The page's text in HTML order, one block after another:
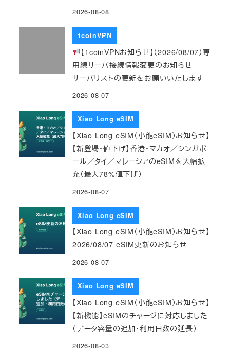
2026-08-08
1coinVPN
【1coinVPNお知らせ】（2026/08/07）専
用線サーバ接続情報変更のお知らせ ―
サーバリストの更新をお願いいたします
2026-08-07
Xiao Long eSIM
【Xiao Long eSIM（小龍eSIM）お知らせ】
【新登場・値下げ】香港・マカオ／シンガポ
ール／タイ／マレーシアのeSIMを大幅拡
充（最大78%値下げ）
2026-08-07
Xiao Long eSIM
【Xiao Long eSIM（小龍eSIM）お知らせ】
2026/08/07 eSIM更新のお知らせ
2026-08-07
Xiao Long eSIM
【Xiao Long eSIM（小龍eSIM）お知らせ】
【新機能】eSIMのチャージに対応しました
（データ容量の追加・利用日数の延長）
2026-08-03